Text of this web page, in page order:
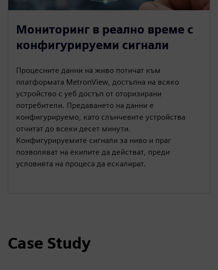
Мониторинг в реално време с
конфигурируеми сигнали
Процесните данни на живо потичат към
платформата MetronView, достъпна на всяко
устройство с уеб достъп от оторизирани
потребители. Предаването на данни е
конфигурируемо, като слънчевите устройства
отчитат до всеки десет минути.
Конфигурируемите сигнали за ниво и праг
позволяват на екипите да действат, преди
условията на процеса да ескалират.
Case Study